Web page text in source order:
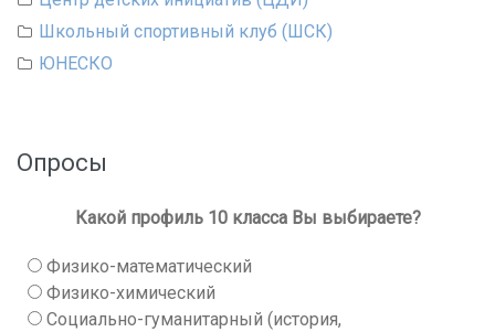
Школьный спортивный клуб (ШСК)
ЮНЕСКО
Опросы
Какой профиль 10 класса Вы выбираете?
Физико-математический
Физико-химический
Социально-гуманитарный (история,